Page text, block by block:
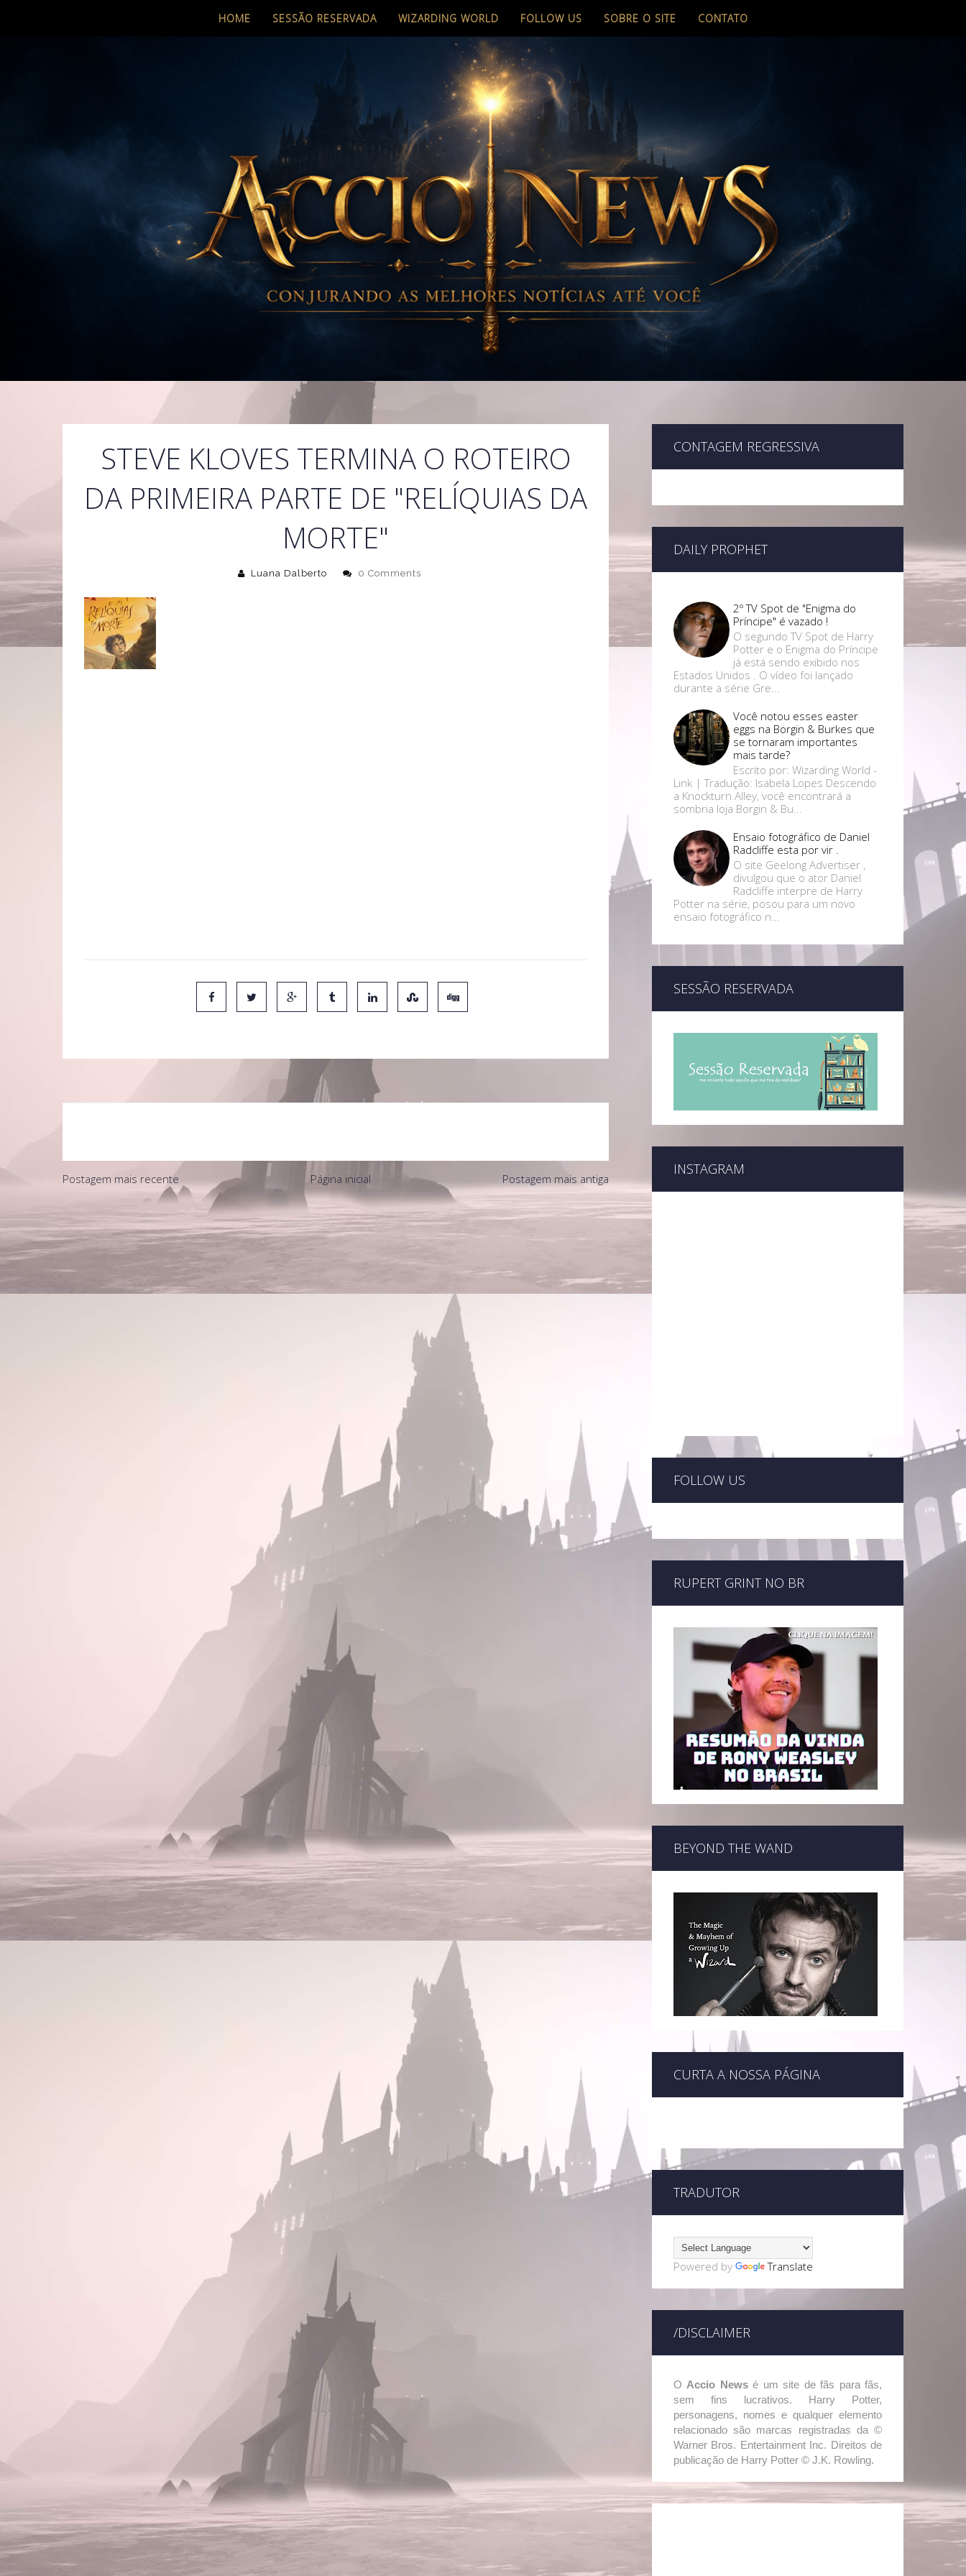
HOME SESSÃO RESERVADA WIZARDING WORLD FOLLOW US SOBRE O SITE CONTATO
STEVE KLOVES TERMINA O ROTEIRO
DA PRIMEIRA PARTE DE "RELÍQUIAS DA
MORTE"
Luana Dalberto 0 Comments
Postagem mais recente Postagem mais antiga
Página inicial
CONTAGEM REGRESSIVA
DAILY PROPHET
2º TV Spot de "Enigma do
Príncipe" é vazado !
O segundo TV Spot de Harry
Potter e o Enigma do Príncipe
já está sendo exibido nos
Estados Unidos . O vídeo foi lançado
durante a série Gre...
Você notou esses easter
eggs na Borgin & Burkes que
se tornaram importantes
mais tarde?
Escrito por: Wizarding World -
Link | Tradução: Isabela Lopes Descendo
a Knockturn Alley, você encontrará a
sombria loja Borgin & Bu...
Ensaio fotográfico de Daniel
Radcliffe esta por vir .
O site Geelong Advertiser ,
divulgou que o ator Daniel
Radcliffe interpre de Harry
Potter na série, posou para um novo
ensaio fotográfico n...
SESSÃO RESERVADA
INSTAGRAM
FOLLOW US
RUPERT GRINT NO BR
BEYOND THE WAND
CURTA A NOSSA PÁGINA
TRADUTOR
Powered by Translate
/DISCLAIMER
O Accio Newsé um site de fãs para fãs,
sem fins lucrativos. Harry Potter,
personagens, nomes e qualquer elemento
relacionado são marcas registradas da ©
Warner Bros. Entertainment Inc. Direitos de
publicação de Harry Potter © J.K. Rowling.